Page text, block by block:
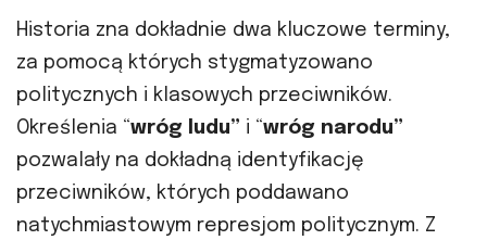
Historia zna dokładnie dwa kluczowe terminy,
za pomocą których stygmatyzowano
politycznych i klasowych przeciwników.
Określenia “wróg ludu” i “wróg narodu”
pozwalały na dokładną identyfikację
przeciwników, których poddawano
natychmiastowym represjom politycznym. Z